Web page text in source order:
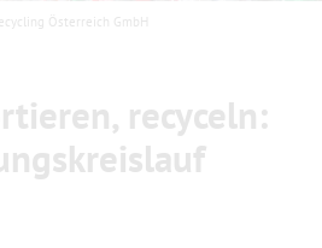
Österreich GmbH
recyceln: